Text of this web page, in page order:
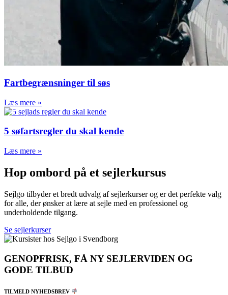
Fartbegrænsninger til søs
Læs mere »
5 søfartsregler du skal kende
Læs mere »
Hop ombord på et sejlerkursus
Sejlgo tilbyder et bredt udvalg af sejlerkurser og er det perfekte valg
for alle, der ønsker at lære at sejle med en professionel og
underholdende tilgang.
Se sejlerkurser
GENOPFRISK, FÅ NY SEJLERVIDEN OG
GODE TILBUD
TILMELD NYHEDSBREV